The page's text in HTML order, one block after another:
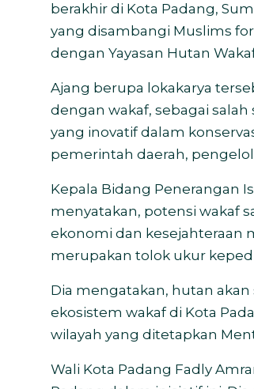
berakhir di Kota Padang,
yang disambangi Muslims
dengan Yayasan Hutan
Ajang berupa lokakarya
dengan wakaf, sebagai
yang inovatif dalam
pemerintah daerah,
Kepala Bidang Penerangan
menyatakan, potensi wakaf
ekonomi dan kesejahteraan
merupakan tolok ukur
Dia mengatakan, hutan
ekosistem wakaf di Kota
wilayah yang ditetapkan
Wali Kota Padang Fadly